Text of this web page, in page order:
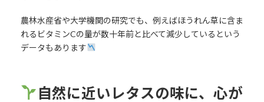
農林水産省や大学機関の研究でも、例えばほうれん草に含ま
れるビタミンCの量が数十年前と比べて減少しているという
データもあります
自然に近いレタスの味に、心が